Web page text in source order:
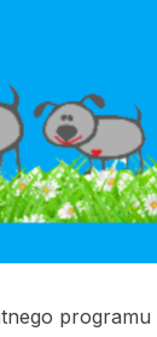
programu